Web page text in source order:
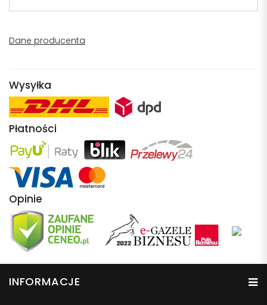
Dane producenta
Wysyłka
Płatności
Opinie
INFORMACJE